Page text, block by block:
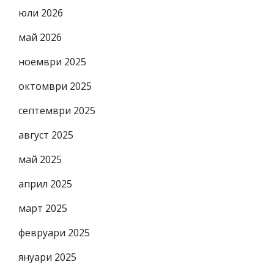
юли 2026
май 2026
ноември 2025
октомври 2025
септември 2025
август 2025
май 2025
април 2025
март 2025
февруари 2025
януари 2025